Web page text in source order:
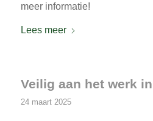
meer informatie!
Lees meer
Veilig aan het werk
24 maart 2025